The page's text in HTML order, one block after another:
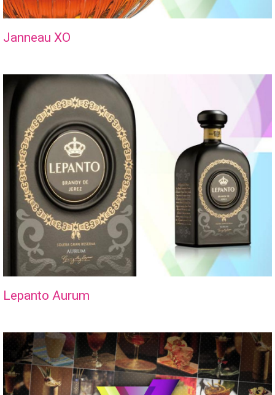
Janneau XO
Lepanto Aurum